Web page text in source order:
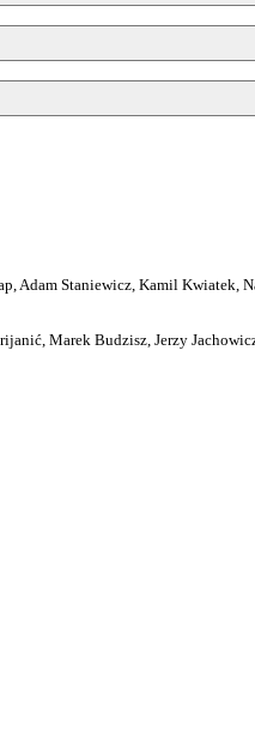
Adam Staniewicz, Kamil Kwiatek,
Marek Budzisz, Jerzy